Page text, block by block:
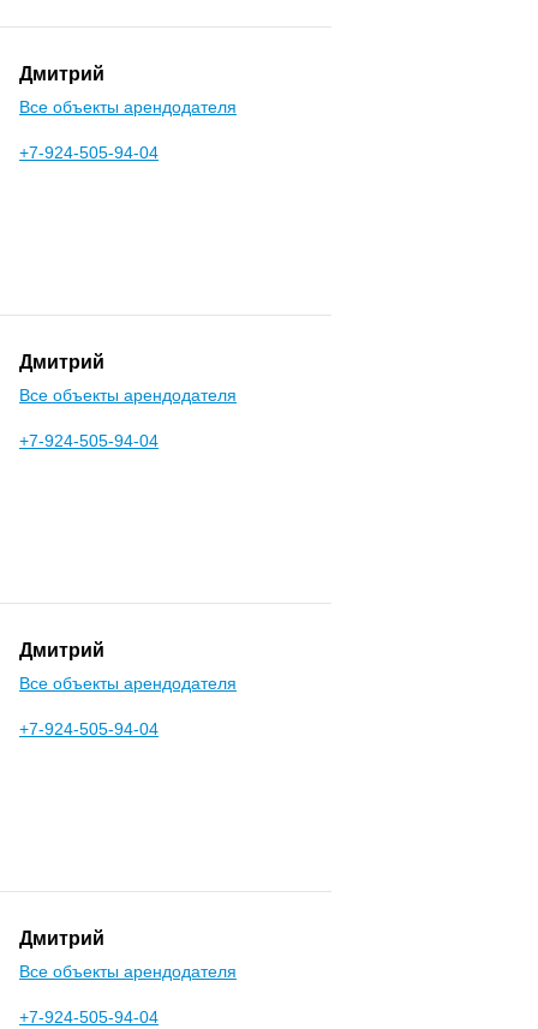
Дмитрий
Все объекты арендодателя
+7-924-505-94-04
Дмитрий
Все объекты арендодателя
+7-924-505-94-04
Дмитрий
Все объекты арендодателя
+7-924-505-94-04
Дмитрий
Все объекты арендодателя
+7-924-505-94-04